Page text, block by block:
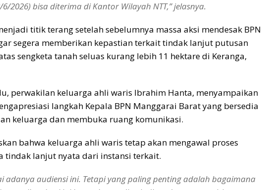
6/2026) bisa diterima di Kantor Wilayah NTT,” jelasnya.
titik terang setelah sebelumnya massa aksi mendesak BPN
segera memberikan kepastian terkait tindak lanjut putusan
sengketa tanah seluas kurang lebih 11 hektare di Keranga,
perwakilan keluarga ahli waris Ibrahim Hanta, menyampaikan
langkah Kepala BPN Manggarai Barat yang bersedia
keluarga dan membuka ruang komunikasi.
bahwa keluarga ahli waris tetap akan mengawal proses
tindak lanjut nyata dari instansi terkait.
adanya audiensi ini. Tetapi yang paling penting adalah bagaimana